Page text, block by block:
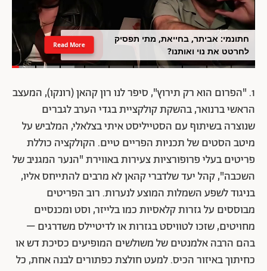
חתונמי: אביתר, בחייאת, מתי תפסיק
לחרטט את נוי ואותנו?
Read More
1. "הפרום הוא רק תירוץ", סיפר לנו רון קהאן (רונקו), המעצב
הראשי ברנואר, בהשקת קולקציית בגדי הערב לגברים
שנוצרה בשיתוף עם הסטייליסט איתי בצלאלי, המלביש על
מיטב הסטים של תכניות הפריים טיים. הקולקציה כוללת
פריטים בעלי פרופורציות צעירות באווירת "הנער המגניב של
השכבה", קהל יעד שלדברי קהאן לא מרבים להתייחס אליו,
בניגוד לשפע השמלות המוצע לנערות. רוב הפריטים
מבוססים על גזרות קלאסיות כמו בלייזר, וסט ומכנסיים
מחויטים, שזכו לטוויסט בגזרות או לדיטיילס משדרגים –
בהם הרבה אלמנטים של משולשים המופיעים כסיכת דש או
כחיתוך באיזור הכיס. למעט חולצת כפתורים לבנה אחת, כל